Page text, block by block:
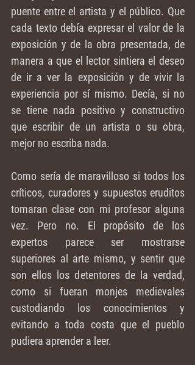
puente entre el artista y el público. Que
cada texto debía expresar el valor de la
exposición y de la obra presentada, de
manera a que el lector sintiera el deseo
de ir a ver la exposición y de vivir la
experiencia por sí mismo. Decía, si no
se tiene nada positivo y constructivo
que escribir de un artista o su obra,
mejor no escriba nada.
Como sería de maravilloso si todos los
críticos, curadores y supuestos eruditos
tomaran clase con mi profesor alguna
vez. Pero no. El propósito de los
expertos parece ser mostrarse
superiores al arte mismo, y sentir que
son ellos los detentores de la verdad,
como si fueran monjes medievales
custodiando los conocimientos y
evitando a toda costa que el pueblo
pudiera aprender a leer.